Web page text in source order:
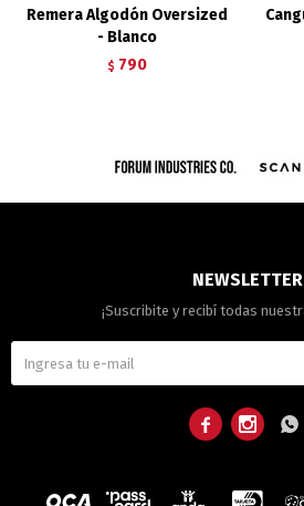
Remera Algodón Oversized
- Blanco
$ 790
NEWSLETTER
¡Suscribite y recibí todas
  